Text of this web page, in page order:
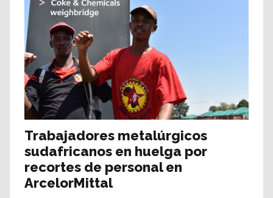
Trabajadores metalúrgicos
sudafricanos en huelga por
recortes de personal en
ArcelorMittal